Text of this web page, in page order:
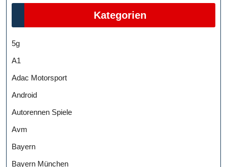
Kategorien
5g
A1
Adac Motorsport
Android
Autorennen Spiele
Avm
Bayern
Bayern München